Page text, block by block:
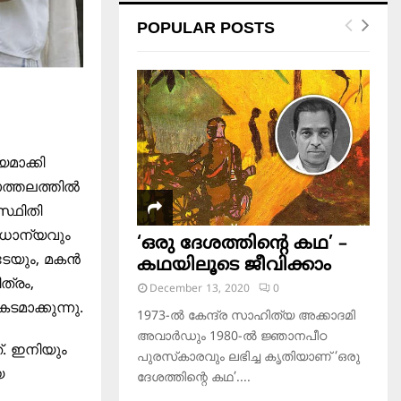
മകൻ
ഇനിയും
POPULAR POSTS
‘ഒരു ദേശത്തിന്റെ കഥ’ –
കഥയിലൂടെ ജീവിക്കാം
December 13, 2020 0
1973-ല്‍ കേന്ദ്ര സാഹിത്യ അക്കാദമി
അവാര്‍ഡും 1980-ല്‍ ജ്ഞാനപീഠ
പുരസ്‌കാരവും ലഭിച്ച കൃതിയാണ് ‘ഒരു
ദേശത്തിന്റെ കഥ’....